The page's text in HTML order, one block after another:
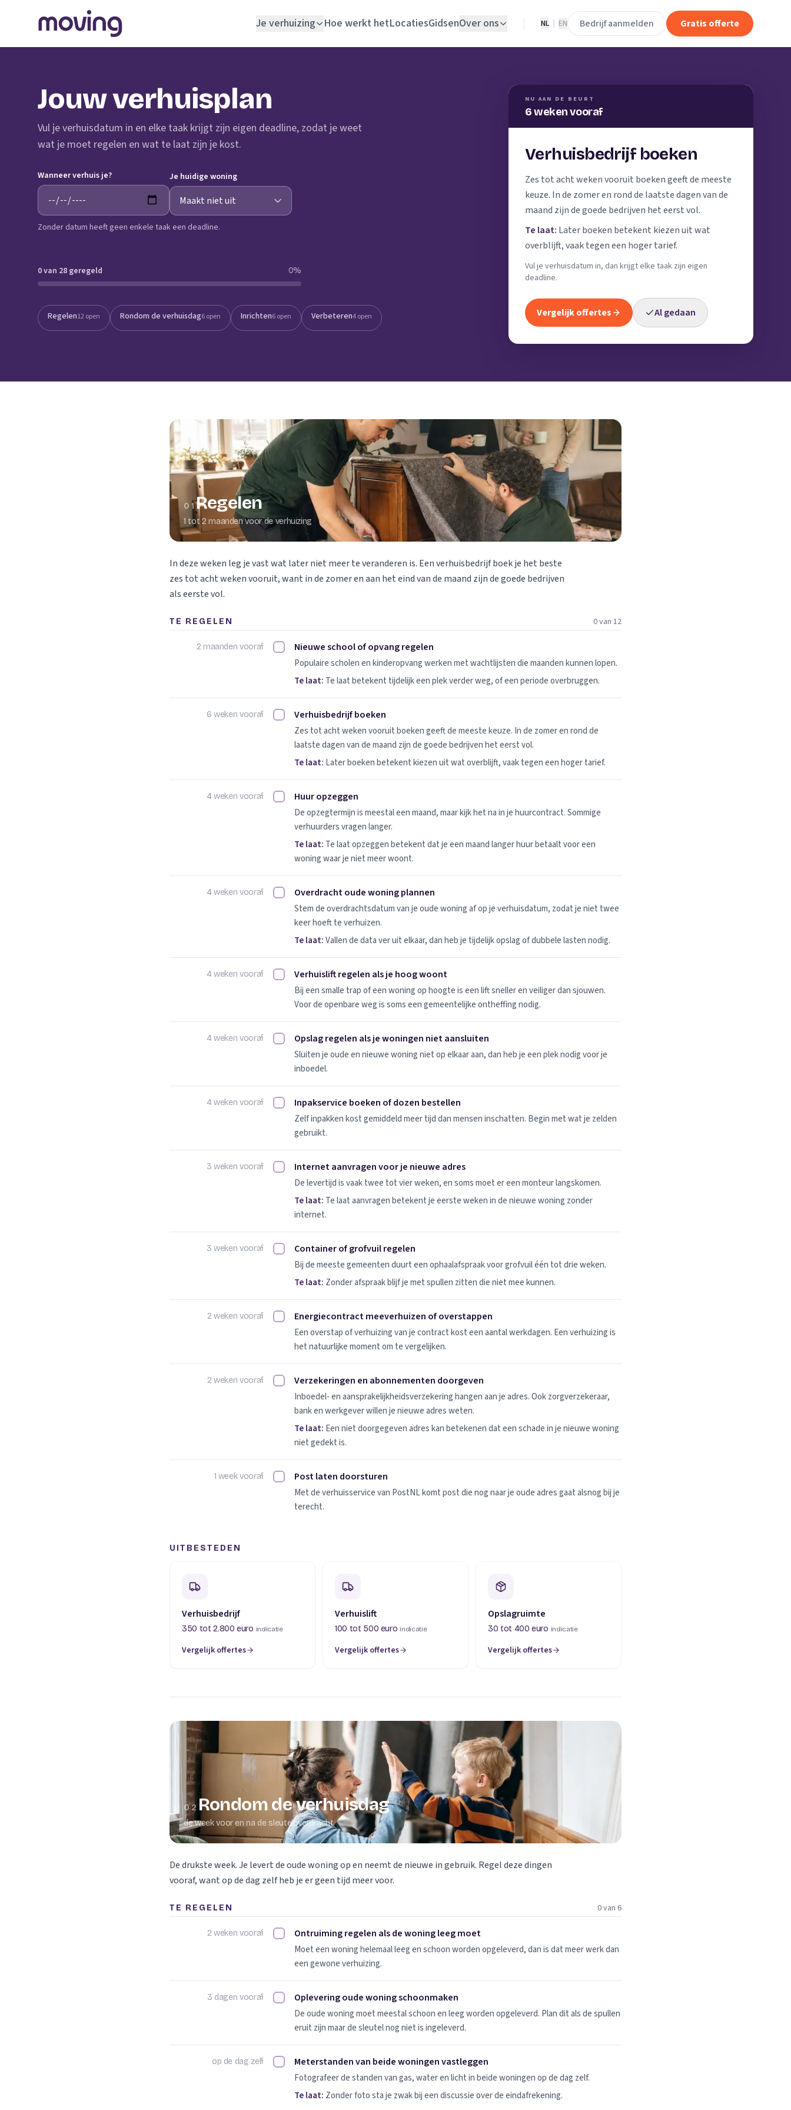
Je verhuizing
Opslagruimte
Schoonmaakbedrijf
Schildersbedrijf
Klusjesman
Loodgieter
Slotenmaker
Hoe werkt hetLocatiesGidsenOver ons NL EN Bedrijf aanmelden Gratis offerte
Jouw verhuisplan
Vul je verhuisdatum in en elke taak krijgt zijn eigen deadline, zodat je weet
wat je moet regelen en wat te laat zijn je kost.
Wanneer verhuis je? Je huidige woning
Zonder datum heeft geen enkele taak een deadline.
NU AAN DE BEURT
6 weken vooraf
Verhuisbedrijf boeken
Zes tot acht weken vooruit boeken geeft de meeste
keuze. In de zomer en rond de laatste dagen van de
maand zijn de goede bedrijven het eerst vol.
Te laat: Later boeken betekent kiezen uit wat
overblijft, vaak tegen een hoger tarief.
Vul je verhuisdatum in, dan krijgt elke taak zijn eigen
deadline.
Vergelijk offertes Al gedaan
0 van 28 geregeld 0%
Regelen12 open Rondom de verhuisdag6 open Inrichten6 open Verbeteren4 open
01Regelen
1 tot 2 maanden voor de verhuizing
In deze weken leg je vast wat later niet meer te veranderen is. Een verhuisbedrijf boek je het beste
zes tot acht weken vooruit, want in de zomer en aan het eind van de maand zijn de goede bedrijven
als eerste vol.
TE REGELEN 0 van 12
2 maanden vooraf Nieuwe school of opvang regelen afvinken
Nieuwe school of opvang regelen
Populaire scholen en kinderopvang werken met wachtlijsten die maanden kunnen lopen.
Te laat: Te laat betekent tijdelijk een plek verder weg, of een periode overbruggen.
6 weken vooraf Verhuisbedrijf boeken afvinken
Verhuisbedrijf boeken
Zes tot acht weken vooruit boeken geeft de meeste keuze. In de zomer en rond de
laatste dagen van de maand zijn de goede bedrijven het eerst vol.
Te laat: Later boeken betekent kiezen uit wat overblijft, vaak tegen een hoger tarief.
4 weken vooraf Huur opzeggen afvinken
Huur opzeggen
De opzegtermijn is meestal een maand, maar kijk het na in je huurcontract. Sommige
verhuurders vragen langer.
Te laat: Te laat opzeggen betekent dat je een maand langer huur betaalt voor een
woning waar je niet meer woont.
4 weken vooraf Overdracht oude woning plannen afvinken
Overdracht oude woning plannen
Stem de overdrachtsdatum van je oude woning af op je verhuisdatum, zodat je niet twee
keer hoeft te verhuizen.
Te laat:Vallen de data ver uit elkaar, dan heb je tijdelijk opslag of dubbele lasten nodig.
4 weken vooraf Verhuislift regelen als je hoog woont afvinken
Verhuislift regelen als je hoog woont
Bij een smalle trap of een woning op hoogte is een lift sneller en veiliger dan sjouwen.
Voor de openbare weg is soms een gemeentelijke ontheffing nodig.
4 weken vooraf Opslag regelen als je woningen niet aansluiten afvinken
Opslag regelen als je woningen niet aansluiten
Sluiten je oude en nieuwe woning niet op elkaar aan, dan heb je een plek nodig voor je
inboedel.
4 weken vooraf Inpakservice boeken of dozen bestellen afvinken
Inpakservice boeken of dozen bestellen
Zelf inpakken kost gemiddeld meer tijd dan mensen inschatten. Begin met wat je zelden
gebruikt.
3 weken vooraf Internet aanvragen voor je nieuwe adres afvinken
Internet aanvragen voor je nieuwe adres
De levertijd is vaak twee tot vier weken, en soms moet er een monteur langskomen.
Te laat: Te laat aanvragen betekent je eerste weken in de nieuwe woning zonder
internet.
3 weken vooraf Container of grofvuil regelen afvinken
Container of grofvuil regelen
Bij de meeste gemeenten duurt een ophaalafspraak voor grofvuil één tot drie weken.
Te laat: Zonder afspraak blijf je met spullen zitten die niet mee kunnen.
2 weken vooraf Energiecontract meeverhuizen of overstappen afvinken
Energiecontract meeverhuizen of overstappen
Een overstap of verhuizing van je contract kost een aantal werkdagen. Een verhuizing is
het natuurlijke moment om te vergelijken.
2 weken vooraf Verzekeringen en abonnementen doorgeven afvinken
Verzekeringen en abonnementen doorgeven
Inboedel- en aansprakelijkheidsverzekering hangen aan je adres. Ook zorgverzekeraar,
bank en werkgever willen je nieuwe adres weten.
Te laat: Een niet doorgegeven adres kan betekenen dat een schade in je nieuwe woning
niet gedekt is.
1 week vooraf Post laten doorsturen afvinken
Post laten doorsturen
Met de verhuisservice van PostNL komt post die nog naar je oude adres gaat alsnog bij je
terecht.
UITBESTEDEN
Verhuisbedrijf
350 tot 2.800 euro indicatie
Vergelijk offertes
(opent in een nieuw tabblad)
Verhuislift
100 tot 500 euro indicatie
Vergelijk offertes
(opent in een nieuw tabblad)
Opslagruimte
30 tot 400 euro indicatie
Vergelijk offertes
(opent in een nieuw tabblad)
02 Rondom de verhuisdag
de week voor en na de sleuteloverdracht
De drukste week. Je levert de oude woning op en neemt de nieuwe in gebruik. Regel deze dingen
vooraf, want op de dag zelf heb je er geen tijd meer voor.
TE REGELEN 0 van 6
2 weken vooraf Ontruiming regelen als de woning leeg moet afvinken
Ontruiming regelen als de woning leeg moet
Moet een woning helemaal leeg en schoon worden opgeleverd, dan is dat meer werk dan
een gewone verhuizing.
3 dagen vooraf Oplevering oude woning schoonmaken afvinken
Oplevering oude woning schoonmaken
De oude woning moet meestal schoon en leeg worden opgeleverd. Plan dit als de spullen
eruit zijn maar de sleutel nog niet is ingeleverd.
op de dag zelf Meterstanden van beide woningen vastleggen afvinken
Meterstanden van beide woningen vastleggen
Fotografeer de standen van gas, water en licht in beide woningen op de dag zelf.
Te laat: Zonder foto sta je zwak bij een discussie over de eindafrekening.